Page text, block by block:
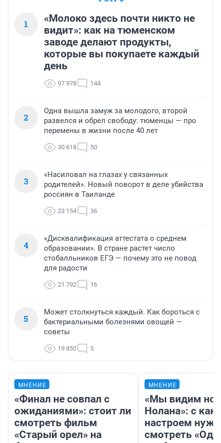
1
«Молоко здесь почти никто не
видит»: как на тюменском
заводе делают продукты,
которые вы покупаете каждый
день
97 978 144
2
Одна вышла замуж за молодого, второй
развелся и обрел свободу: тюменцы — про
перемены в жизни после 40 лет
30 618 50
3
«Насиловал на глазах у связанных
родителей». Новый поворот в деле убийства
россиян в Таиланде
23 154 36
4
«Дисквалификация аттестата о среднем
образовании». В стране растет число
стобалльников ЕГЭ — почему это не повод
для радости
21 792 16
5
Может столкнуться каждый. Как бороться с
бактериальными болезнями овощей —
советы
19 850 5
МНЕНИЕ
«Финал не совпал с
ожиданиями»: стоит ли
смотреть фильм
«Старый орел» на
МНЕНИЕ
«Мы видим
Нолана»: с
настроем
смотреть